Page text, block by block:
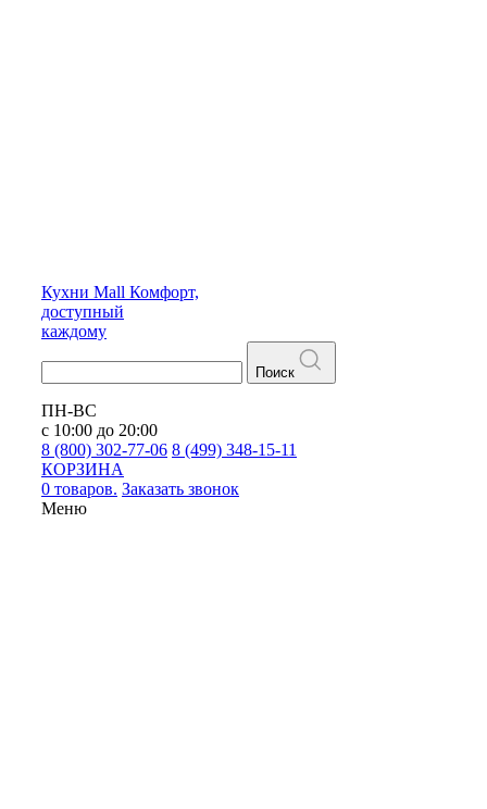
Кухни Mall Комфорт,
доступный
каждому
Поиск
ПН-ВС
с 10:00 до 20:00
8 (800) 302-77-06 8 (499) 348-15-11
КОРЗИНА
0 товаров. Заказать звонок
Меню